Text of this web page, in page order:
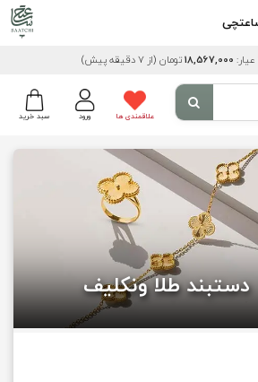
18,567,000تومان (از 7 دقیقه پیش)
سبد خرید ورود علاقمندی ها
دستبند طلا ونکلیف